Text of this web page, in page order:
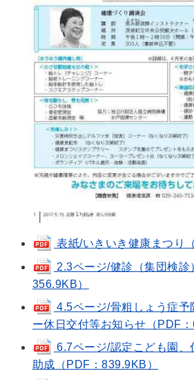
表紙/いきいき健康まつり
2.3ページ/健診（集団検診
356.9KB）
4.5ページ/骨粗しょう症予
ー休日交付等お知らせ（PDF：
6.7ページ/認定こども園、
助成（PDF：839.9KB）